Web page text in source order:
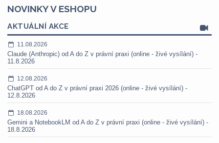
NOVINKY V ESHOPU
AKTUÁLNÍ AKCE
11.08.2026
Claude (Anthropic) od A do Z v právní praxi (online - živé vysílání) -
11.8.2026
12.08.2026
ChatGPT od A do Z v právní praxi 2026 (online - živé vysílání) -
12.8.2026
18.08.2026
Gemini a NotebookLM od A do Z v právní praxi (online - živé vysílání) -
18.8.2026